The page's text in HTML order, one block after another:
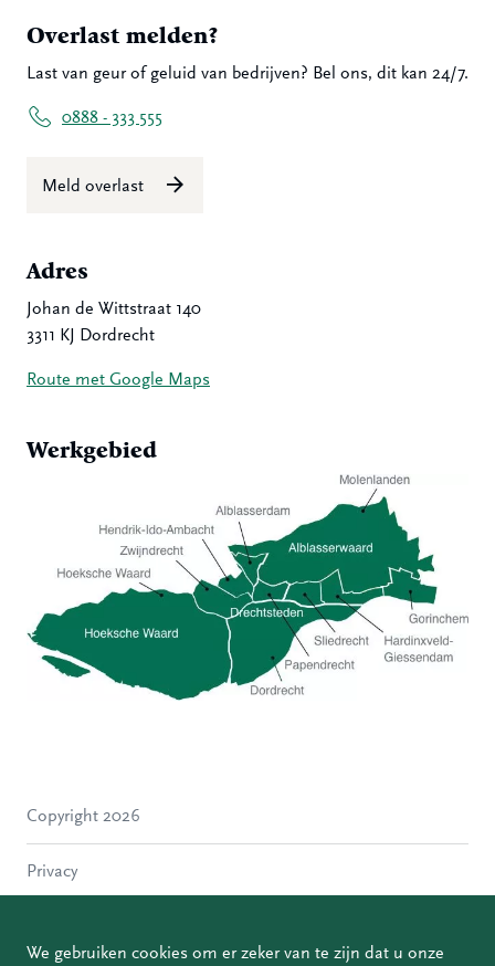
We gebruiken cookies om er zeker van te zijn dat u onze
Overlast melden?
Last van geur of geluid van bedrijven? Bel ons, dit kan 24/7.
0888 - 333 555
Meld overlast
Adres
Johan de Wittstraat 140
3311 KJ Dordrecht
Route met Google Maps
Werkgebied
Molenlanden
Papendrecht
Copyright 2026
Privacy